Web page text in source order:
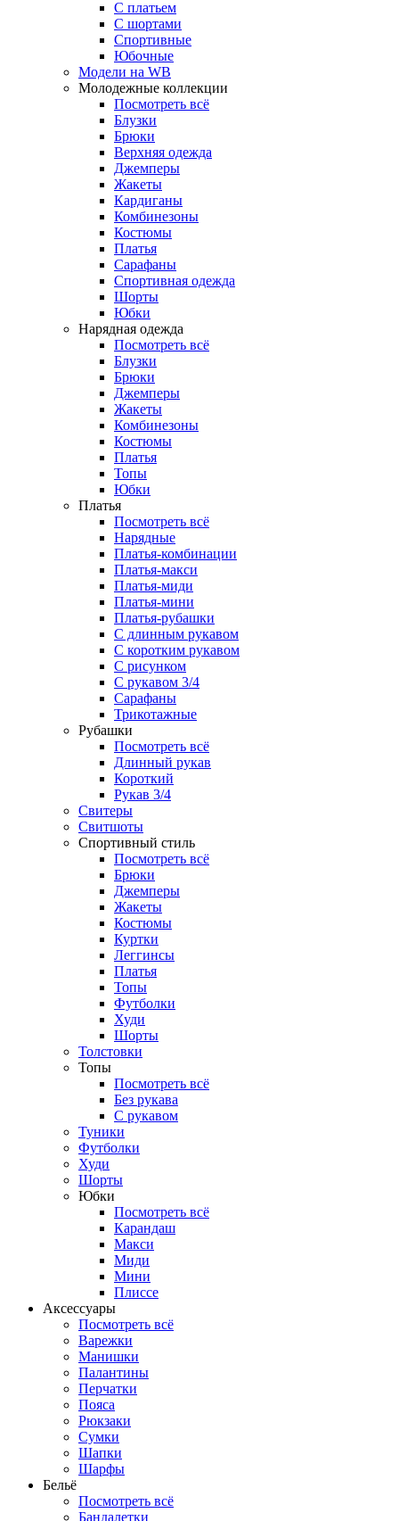
С платьем
С шортами
Спортивные
Юбочные
Модели на WB
Молодежные коллекции
Посмотреть всё
Блузки
Брюки
Верхняя одежда
Джемперы
Жакеты
Кардиганы
Комбинезоны
Костюмы
Платья
Сарафаны
Спортивная одежда
Шорты
Юбки
Нарядная одежда
Посмотреть всё
Блузки
Брюки
Джемперы
Жакеты
Комбинезоны
Костюмы
Платья
Топы
Юбки
Платья
Посмотреть всё
Нарядные
Платья-комбинации
Платья-макси
Платья-миди
Платья-мини
Платья-рубашки
С длинным рукавом
С коротким рукавом
С рисунком
С рукавом 3/4
Сарафаны
Трикотажные
Рубашки
Посмотреть всё
Длинный рукав
Короткий
Рукав 3/4
Свитеры
Свитшоты
Спортивный стиль
Посмотреть всё
Брюки
Джемперы
Жакеты
Костюмы
Куртки
Леггинсы
Платья
Топы
Футболки
Худи
Шорты
Толстовки
Топы
Посмотреть всё
Без рукава
С рукавом
Туники
Футболки
Худи
Шорты
Юбки
Посмотреть всё
Карандаш
Макси
Миди
Мини
Плиссе
Аксессуары
Посмотреть всё
Варежки
Манишки
Палантины
Перчатки
Пояса
Рюкзаки
Сумки
Шапки
Шарфы
Бельё
Посмотреть всё
Бандалетки